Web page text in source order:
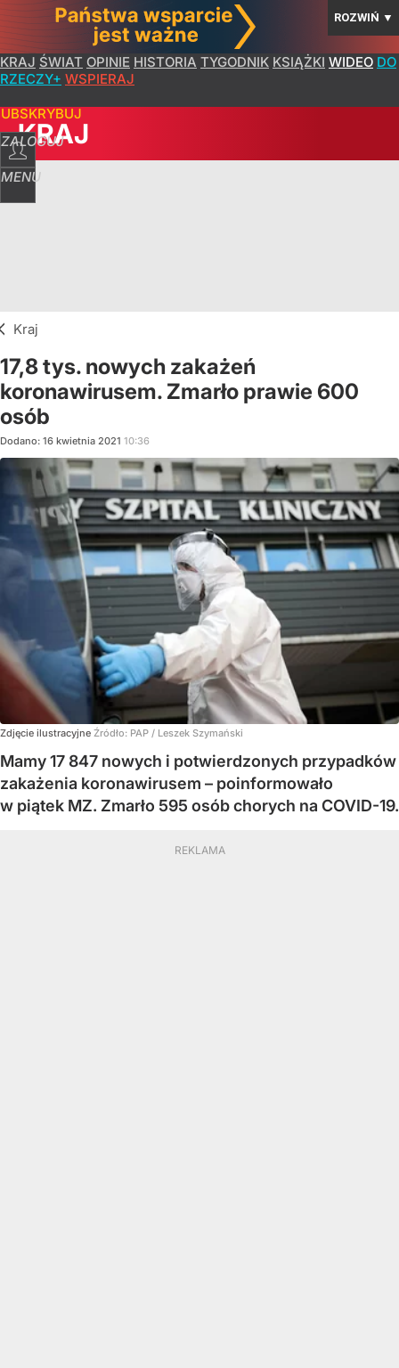
ROZWIŃ ▼
KRAJ ŚWIAT OPINIE HISTORIA TYGODNIK KSIĄŻKI WIDEO DO
RZECZY+ WSPIERAJ
ZALOGUJ
MENU
KRAJ
Kraj
17,8 tys. nowych zakażeń
koronawirusem. Zmarło prawie 600
osób
Dodano: 16 kwietnia 2021 10:36
Zdjęcie ilustracyjne Źródło: PAP / Leszek Szymański
Mamy 17 847 nowych i potwierdzonych przypadków
zakażenia koronawirusem – poinformowało
w piątek MZ. Zmarło 595 osób chorych na COVID-19.